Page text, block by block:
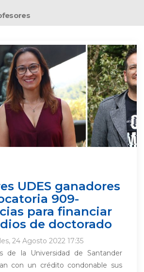
UDES ganadores
909-
para financiar
de doctorado
24 Agosto 2022 17:35
de la Universidad de Santander
con un crédito condonable sus